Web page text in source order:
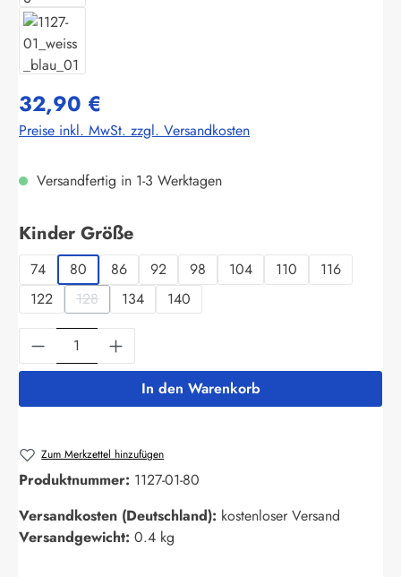
32,90 €
Preise inkl. MwSt. zzgl. Versandkosten
Versandfertig in 1-3 Werktagen
Kinder Größeauswählen
74 80 86 92 98 104 110
116
122
128
(Diese Option ist zurzeit nicht verfügbar.)
134 140
Produkt Anzahl: Gib den gewünschten
In den Warenkorb
Zum Merkzettel hinzufügen
Produktnummer: 1127-01-80
Versandkosten (Deutschland): kostenloser Versand
Versandgewicht: 0.4 kg